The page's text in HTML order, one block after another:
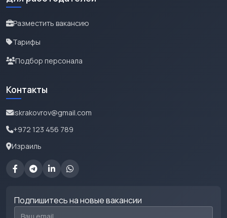
Разместить вакансию
Тарифы
Подбор персонала
Контакты
iskrakovrov@gmail.com
+972 123 456 789
Израиль
Подпишитесь на новые вакансии
Email для подписки